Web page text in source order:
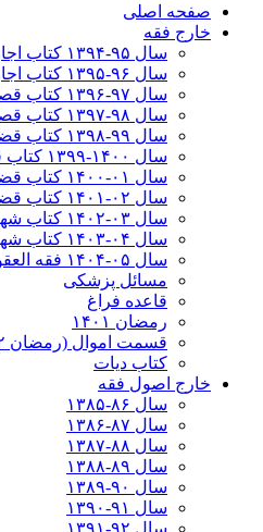
صفحه اصلی
خارج فقه
سال ۹۵-۱۳۹۴ کتاب اجاره
سال ۹۶-۱۳۹۵ کتاب اجاره
سال ۹۷-۱۳۹۶ کتاب قصاص
سال ۹۸-۱۳۹۷ کتاب قصاص
سال ۹۹-۱۳۹۸‍ کتاب قضا
سال ۱۴۰۰-۱۳۹۹ کتاب قضا
سال ۰۱-۱۴۰۰ کتاب قضا
سال ۰۲-۱۴۰۱ کتاب قضاء
سال ۰۳-۱۴۰۲ کتاب شهادات
سال ۰۴-۱۴۰۳ کتاب شهادات
سال ۰۵-۱۴۰۴ فقه العقود
مسائل پزشکی
قاعده فراغ
رمضان ۱۴۰۱
قسمت اموال (رمضان ۱۴۰۲)
کتاب دیات
خارج اصول فقه
سال ۸۶-۱۳۸۵
سال ۸۷-۱۳۸۶
سال ۸۸-۱۳۸۷
سال ۸۹-۱۳۸۸
سال ۹۰-۱۳۸۹
سال ۹۱-۱۳۹۰
سال ۹۲-۱۳۹۱